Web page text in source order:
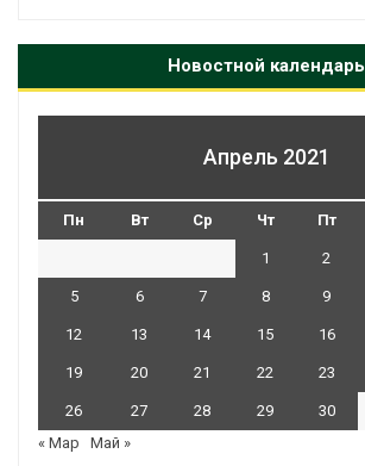
Новостной календарь
Апрель 2021
Пн Вт Ср Чт Пт
1 2
5 6 7 8 9
12 13 14 15 16
19 20 21 22 23
26 27 28 29
30
« Мар
Май »